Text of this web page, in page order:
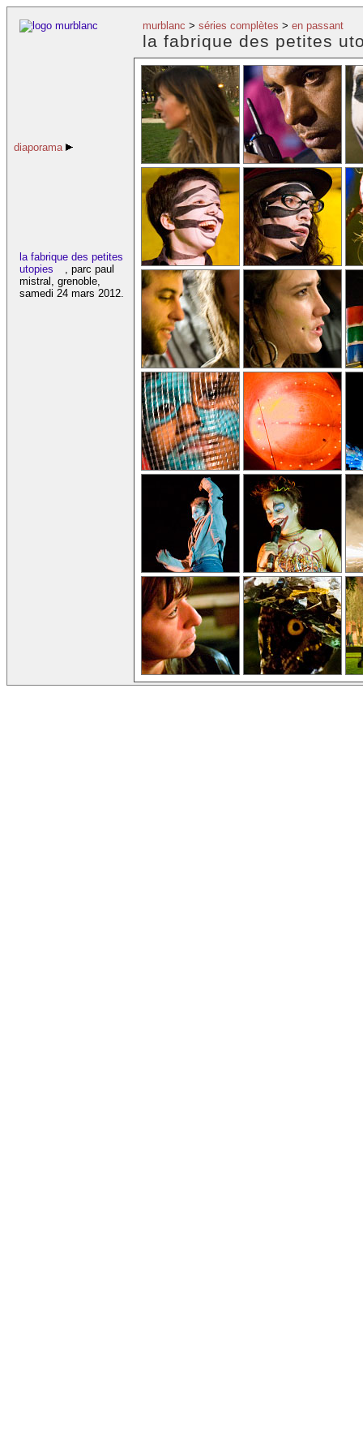
diaporama
la fabrique des petites
utopies
, parc paul
mistral, grenoble,
samedi 24 mars 2012.
murblanc > séries complètes > en passant
la fabrique des petites